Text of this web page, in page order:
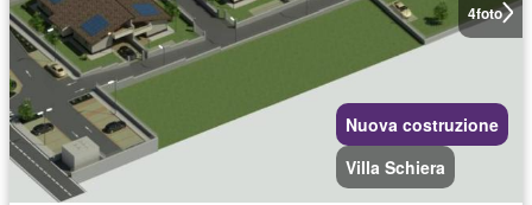
4foto
Nuova costruzione
Villa Schiera